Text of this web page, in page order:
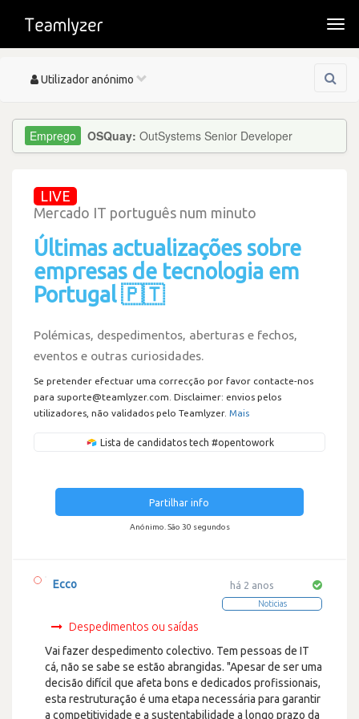
Toggle
Utilizador anónimo
OSQuay: OutSystems Senior Developer
LIVE
Mercado IT português num minuto
Últimas actualizações sobre
empresas de tecnologia em
Portugal 🇵🇹
Polémicas, despedimentos, aberturas e fechos,
eventos e outras curiosidades.
Se pretender efectuar uma correcção por favor contacte-nos
para suporte@teamlyzer.com. Disclaimer: envios pelos
utilizadores, não validados pelo Teamlyzer. Mais
Lista de candidatos tech #opentowork
Partilhar info
Anónimo. São 30 segundos
há 2 anos
Noticias
Ecco
Despedimentos ou saídas
Vai fazer despedimento colectivo. Tem pessoas de IT
cá, não se sabe se estão abrangidas. "Apesar de ser uma
decisão difícil que afeta bons e dedicados profissionais,
esta restruturação é uma etapa necessária para garantir
a competitividade e a sustentabilidade a longo prazo da